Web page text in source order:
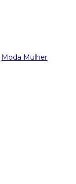
Moda Mulher